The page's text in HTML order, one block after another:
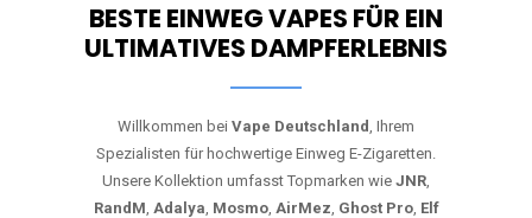
BESTE EINWEG VAPES FÜR EIN
ULTIMATIVES DAMPFERLEBNIS
Willkommen bei Vape Deutschland, Ihrem
Spezialisten für hochwertige Einweg E-Zigaretten.
Unsere Kollektion umfasst Topmarken wie JNR,
RandM, Adalya, Mosmo, AirMez, Ghost Pro, Elf